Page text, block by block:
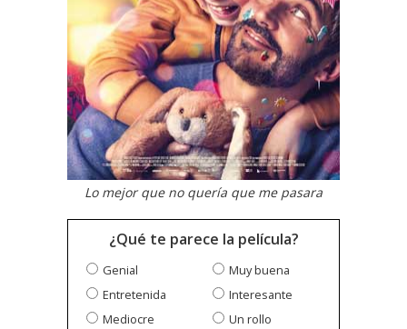
Lo mejor que no quería que me pasara
¿Qué te parece la película?
Genial
Muy buena
Entretenida
Interesante
Mediocre
Un rollo